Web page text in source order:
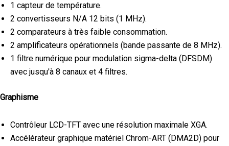
1 capteur de température.
2 convertisseurs N/A 12 bits (1 MHz).
2 comparateurs à très faible consommation.
2 amplificateurs opérationnels (bande passante de 8 MHz).
1 filtre numérique pour modulation sigma-delta (DFSDM)
avec jusqu'à 8 canaux et 4 filtres.
Graphisme
Contrôleur LCD-TFT avec une résolution maximale XGA.
Accélérateur graphique matériel Chrom-ART (DMA2D) pour